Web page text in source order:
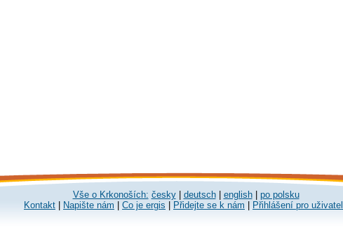
Vše o Krkonoších: česky| deutsch| english| po polsku
Kontakt
Napište nám Co je ergis Přidejte se k nám Přihlášení pro